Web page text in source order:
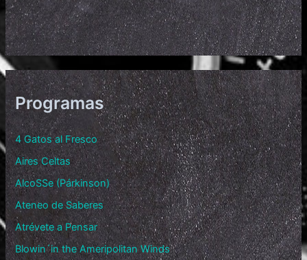
Programas
4 Gatos al Fresco
Aires Celtas
AlcoSSe (Párkinson)
Ateneo de Saberes
Atrévete a Pensar
Blowin´in the Ameripolitan Winds